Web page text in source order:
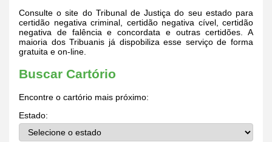
Consulte o site do Tribunal de Justiça do seu estado para
certidão negativa criminal, certidão negativa cível, certidão
negativa de falência e concordata e outras certidões. A
maioria dos Tribuanis já dispobiliza esse serviço de forma
gratuita e on-line.
Buscar Cartório
Encontre o cartório mais próximo:
Estado: